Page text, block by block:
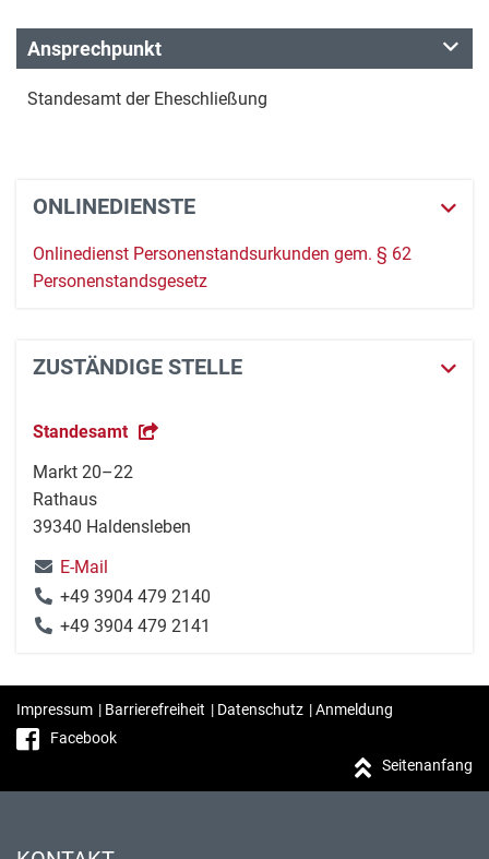
Ansprechpunkt
Standesamt der Eheschließung
ONLINEDIENSTE
Onlinedienst Personenstandsurkunden gem. § 62
Personenstandsgesetz
ZUSTÄNDIGE STELLE
Standesamt
Markt 20–22
Rathaus
39340 Haldensleben
E-Mail
+49 3904 479 2140
+49 3904 479 2141
Impressum | Barrierefreiheit | Datenschutz |Anmeldung
Facebook
Seitenanfang